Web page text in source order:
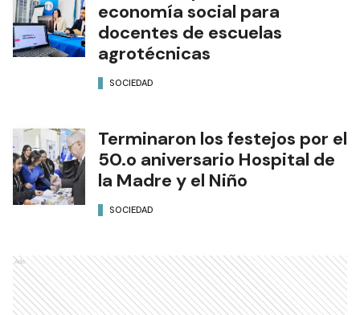
economía social para
docentes de escuelas
agrotécnicas
SOCIEDAD
Terminaron los festejos por el
50.o aniversario Hospital de
la Madre y el Niño
SOCIEDAD
Ads